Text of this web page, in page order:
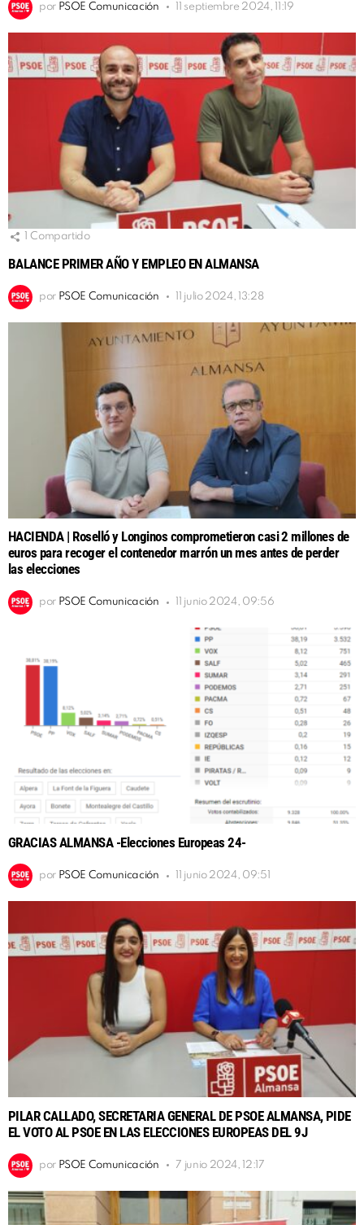
por PSOE Comunicación 11 septiembre 2024, 11:19
Compartido
BALANCE PRIMER AÑO Y EMPLEO EN ALMANSA
por PSOE Comunicación 11 julio 2024, 13:28
HACIENDA | Roselló y Longinos comprometieron casi 2 millones de
euros para recoger el contenedor marrón un mes antes de perder
las elecciones
por PSOE Comunicación 11 junio 2024, 09:56
GRACIAS ALMANSA -Elecciones Europeas 24-
por PSOE Comunicación 11 junio 2024, 09:51
PILAR CALLADO, SECRETARIA GENERAL DE PSOE ALMANSA, PIDE
EL VOTO AL PSOE EN LAS ELECCIONES EUROPEAS DEL 9J
por PSOE Comunicación 7 junio 2024, 12:17